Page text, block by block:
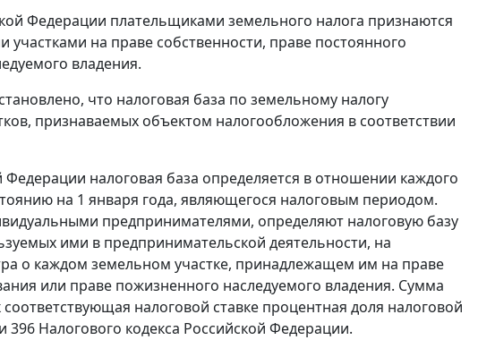
Федерации плательщиками земельного налога признаются
на праве собственности, праве постоянного
владения.
что налоговая база по земельному налогу
признаваемых объектом налогообложения в соответствии
Федерации налоговая база определяется в отношении каждого
на 1 января года, являющегося налоговым периодом.
предпринимателями, определяют налоговую базу
ими в предпринимательской деятельности, на
о каждом земельном участке, принадлежащем им на праве
или праве пожизненного наследуемого владения. Сумма
налоговой ставке процентная доля налоговой
Налогового кодекса Российской Федерации.